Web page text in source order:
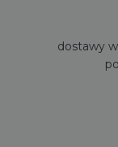
dostawy